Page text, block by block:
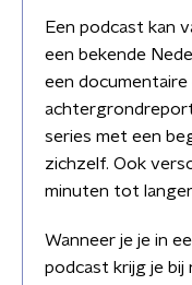
Een podcast kan
een bekende
een
series met een
zichzelf. Ook
minuten tot
Wanneer je je in
podcast krijg je bij